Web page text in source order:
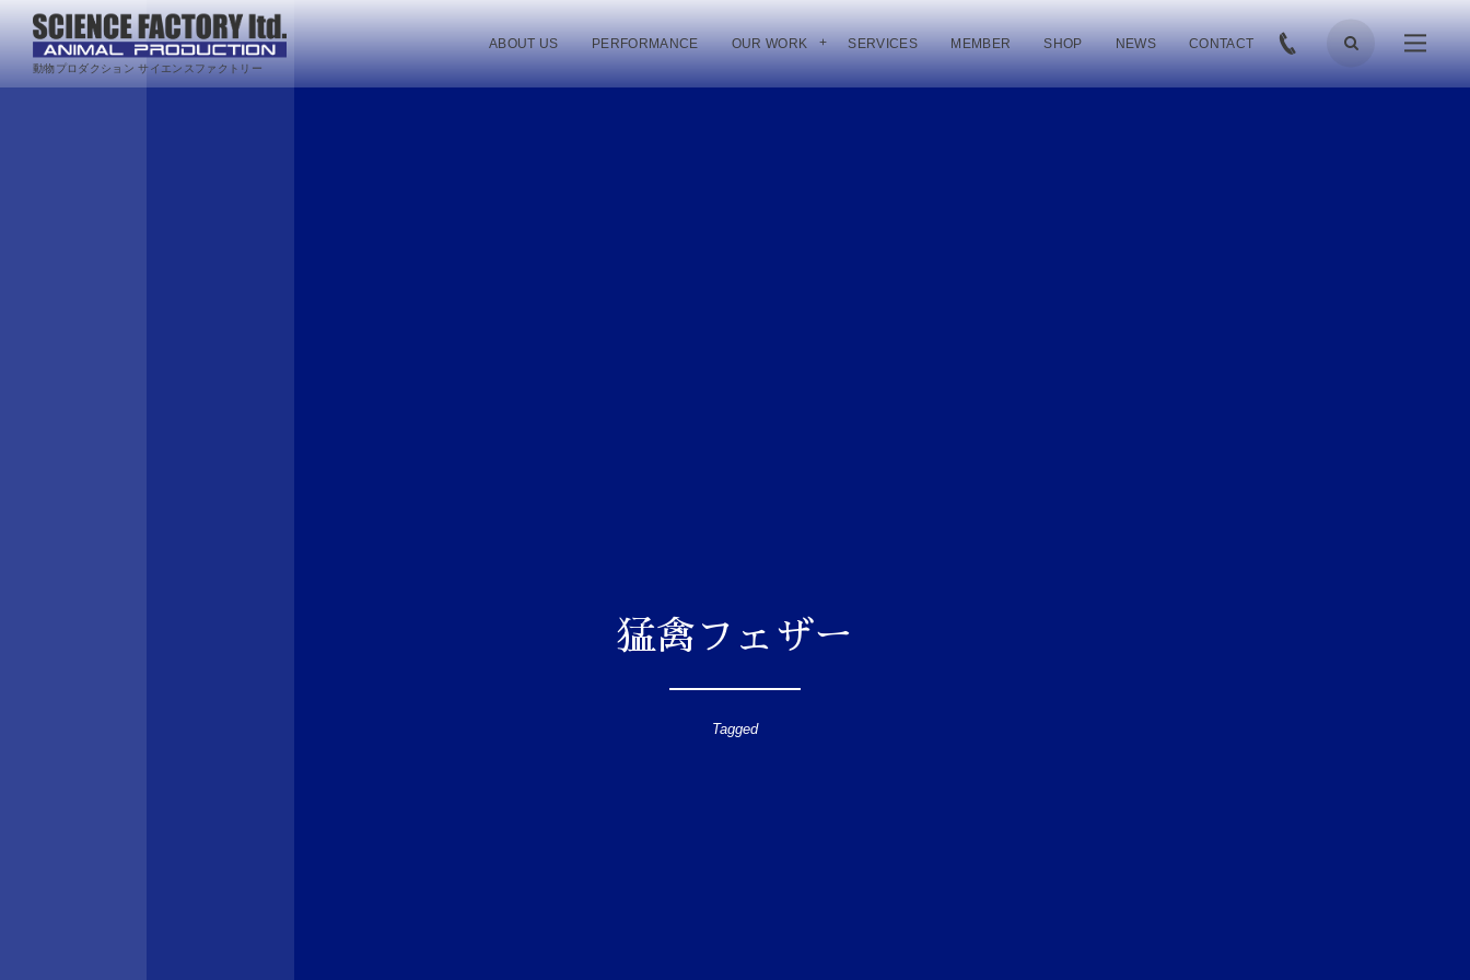
動物プロダクション サイエンスファクトリー
ABOUT US PERFORMANCE OUR WORK SERVICES MEMBER SHOP NEWS CONTACT
猛禽フェザー
Tagged